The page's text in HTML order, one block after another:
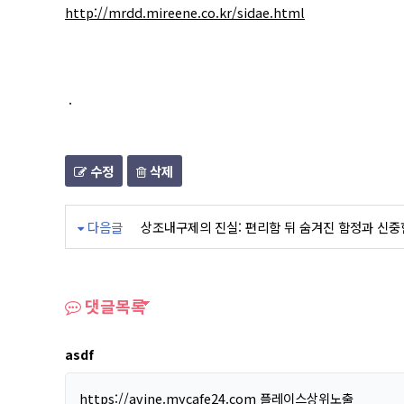
http://mrdd.mireene.co.kr/sidae.html
.
수정 삭제
다음글 상조내구제의 진실: 편리함 뒤 숨겨진 함정과 신
댓글목록
asdf
https://avine.mycafe24.com 플레이스상위노출